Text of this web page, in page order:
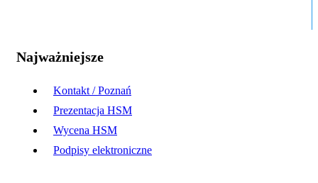
Najważniejsze
Kontakt / Poznań
Prezentacja HSM
Wycena HSM
Podpisy elektroniczne